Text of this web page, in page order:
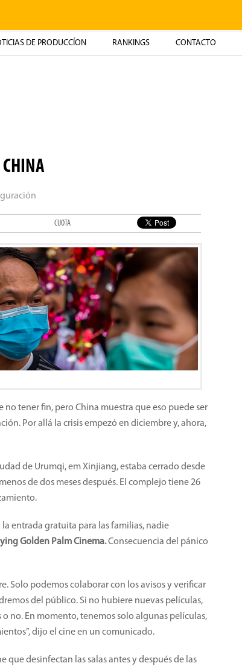
DE PRODUCCÍON RANKINGS CONTACTO
CHINA
CUOTA
tener fin, pero China muestra que eso puede ser
Por allá la crisis empezó en diciembre y, ahora,
de Urumqi, em Xinjiang, estaba cerrado desde
de dos meses después. El complejo tiene 26
entrada gratuita para las familias, nadie
Golden Palm Cinema.Consecuencia del pánico
Solo podemos colaborar con los avisos y verificar
del público. Si no hubiere nuevas películas,
no. En momento, tenemos solo algunas películas,
dijo el cine en un comunicado.
que desinfectan las salas antes y después de las